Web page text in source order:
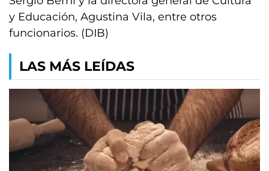
y Educación, Agustina Vila, entre otros
funcionarios. (DIB)
LAS MÁS LEÍDAS